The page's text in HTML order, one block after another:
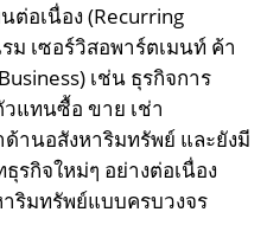
ต่อเนื่อง (Recurring
ม เซอร์วิสอพาร์ตเมนท์ ค้า
เช่น ธุรกิจการ
แทนซื้อ ขาย เช่า
านอสังหาริมทรัพย์ และยังมี
รกิจใหม่ๆ อย่างต่อเนื่อง
ริมทรัพย์แบบครบวงจร